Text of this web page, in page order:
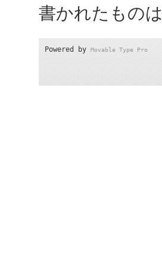
書かれたものは
Powered by Movable Type Pro